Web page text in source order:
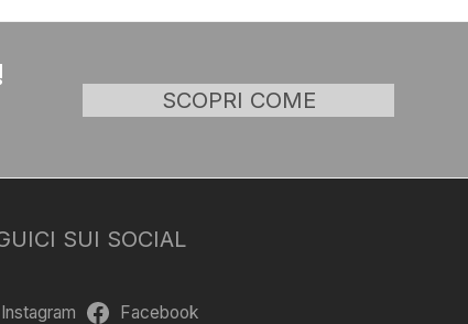
SCOPRI COME
SUI SOCIAL
Instagram Facebook